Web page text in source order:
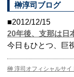
榊淳司ブログ
■2012/12/15
20年後、支那は日
今日もひとつ、巨
榊 淳司オフィシャルサイ